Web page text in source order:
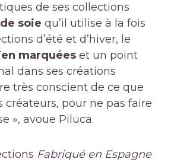
de ses collections
soie qu’il utilise à la fois
d’été et d’hiver, le
marquées et un point
dans ses créations
très conscient de ce que
créateurs, pour ne pas faire
», avoue Piluca.
Fabriqué en Espagne